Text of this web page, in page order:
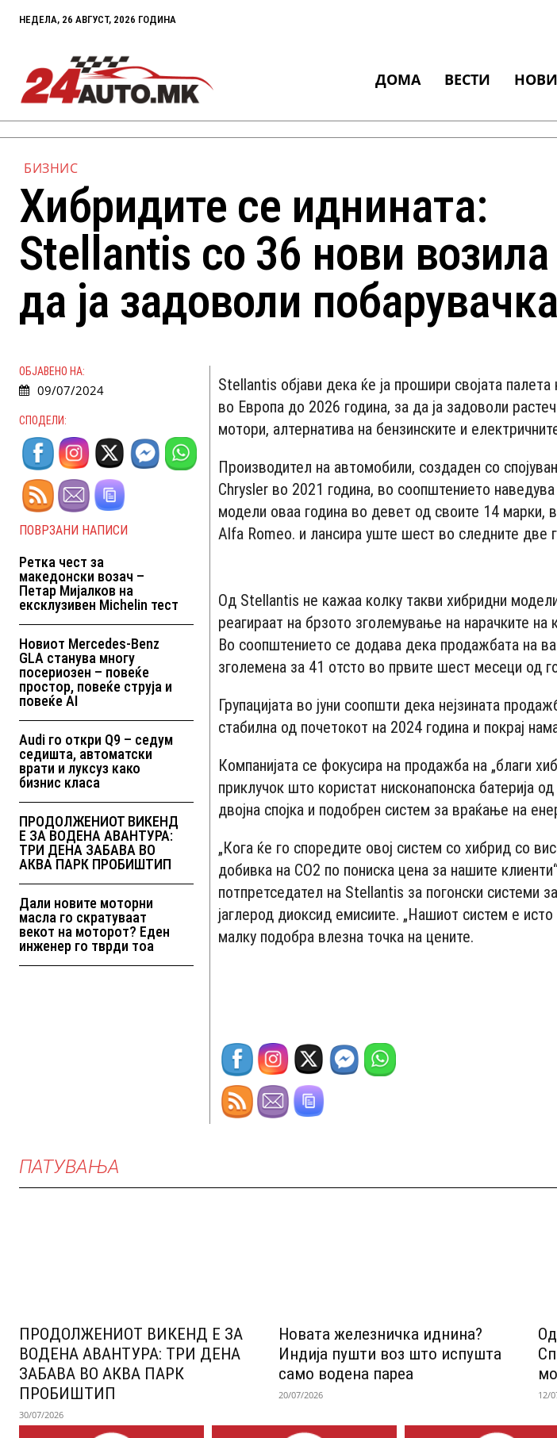
НЕДЕЛА, 26 АВГУСТ, 2026 ГОДИНА
ДОМА ВЕСТИ
БИЗНИС
Хибридите се иднината:
Stellantis со 36 нови возила
да ја задоволи побарувачка
ОБЈАВЕНО НА:
09/07/2024
СПОДЕЛИ:
ПОВРЗАНИ НАПИСИ
Ретка чест за
македонски возач –
Петар Мијалков на
ексклузивен Michelin тест
Новиот Mercedes-Benz
GLA станува многу
посериозен – повеќе
простор, повеќе струја и
повеќе AI
Audi го откри Q9 – седум
седишта, автоматски
врати и луксуз како
бизнис класа
ПРОДОЛЖЕНИОТ ВИКЕНД
Е ЗА ВОДЕНА АВАНТУРА:
ТРИ ДЕНА ЗАБАВА ВО
АКВА ПАРК ПРОБИШТИП
Дали новите моторни
масла го скратуваат
векот на моторот? Еден
инженер го тврди тоа
Stellantis објави дека ќе ја прошири својата
во Европа до 2026 година, за да ја задоволи
мотори, алтернатива на бензинските и
Производител на автомобили, создаден со
Chrysler во 2021 година, во соопштението
модели оваа година во девет од своите 14 марки,
Alfa Romeo. и лансира уште шест во следните две
Од Stellantis не кажаа колку такви хибридни
реагираат на брзото зголемување на нарачките на
Во соопштението се додава дека продажбата на
зголемена за 41 отсто во првите шест месеци од
Групацијата во јуни соопшти дека нејзината
стабилна од почетокот на 2024 година и покрај
Компанијата се фокусира на продажба на „благи
приклучок што користат нисконапонска батерија
двојна спојка и подобрен систем за враќање на
„Кога ќе го споредите овој систем со хибрид со
добивка на CO2 по пониска цена за нашите
потпретседател на Stellantis за погонски системи
јаглерод диоксид емисиите. „Нашиот систем е
малку подобра влезна точка на цените.
ПАТУВАЊА
ПРОДОЛЖЕНИОТ ВИКЕНД Е ЗА
ВОДЕНА АВАНТУРА: ТРИ ДЕНА
ЗАБАВА ВО АКВА ПАРК
ПРОБИШТИП
30/07/2026
Новата железничка иднина?
Индија пушти воз што испушта
само водена пареа
20/07/2026 12/